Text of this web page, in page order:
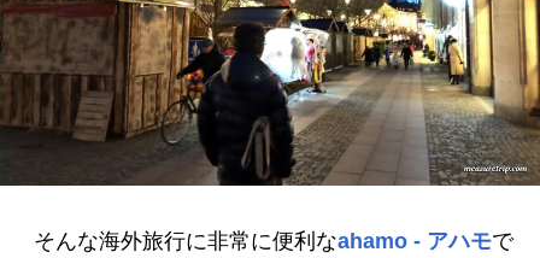
そんな海外旅行に非常に便利なahamo - アハモで